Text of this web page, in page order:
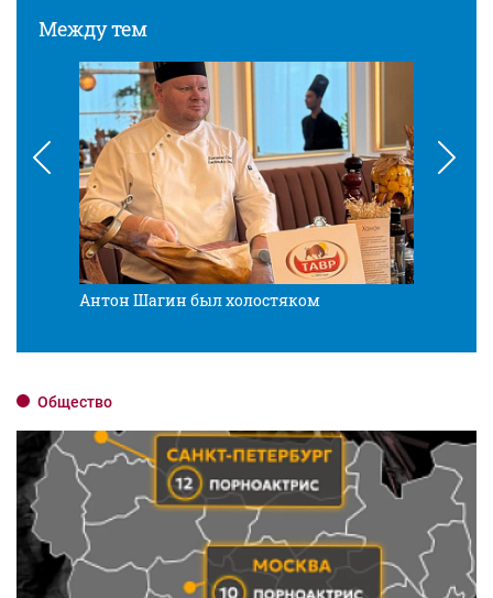
Между тем
Антон Шагин был холостяком
Общество